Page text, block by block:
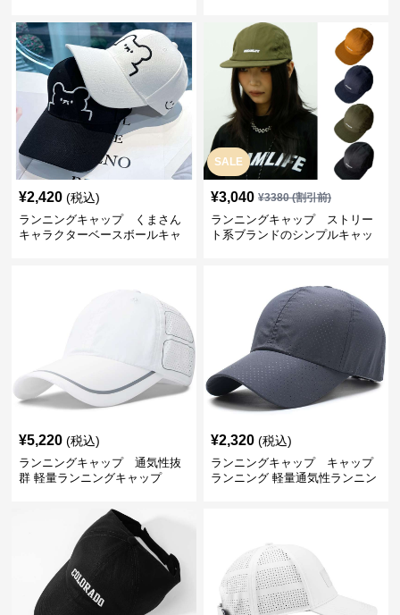
¥2,420 (税込)
ランニングキャップ くまさん
キャラクターベースボールキャ
SALE
¥3,040 ¥3380(割引前)
ランニングキャップ ストリー
ト系ブランドのシンプルキャッ
¥5,220 (税込)
ランニングキャップ 通気性抜
群 軽量ランニングキャップ
¥2,320 (税込)
ランニングキャップ キャップ
ランニング 軽量通気性ランニン